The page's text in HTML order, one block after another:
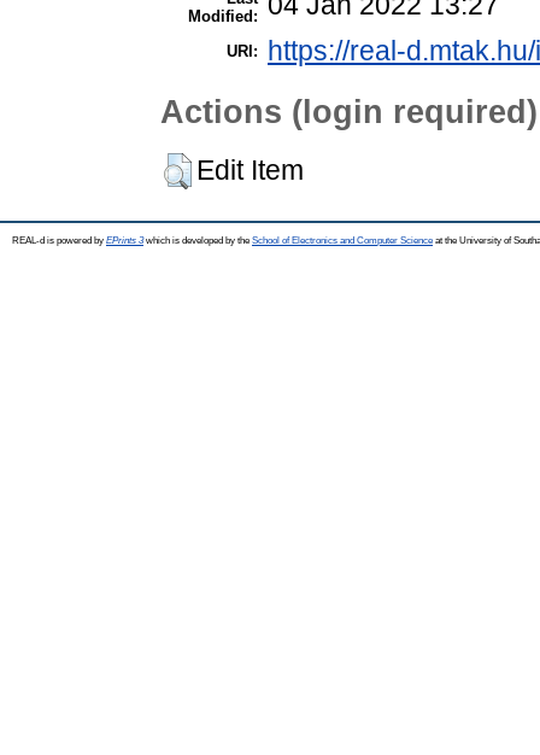
Modified:
URI: https://real-
Actions (login required)
Edit Item
REAL-d is powered by EPrints 3which is developed by the School of Electronics and Computer Science at the University of